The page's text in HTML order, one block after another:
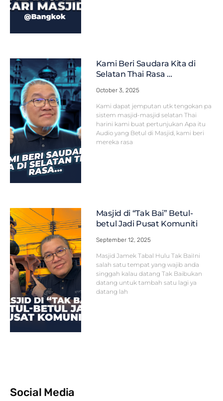
Kami Beri Saudara Kita di
Selatan Thai Rasa …
October 3, 2025
Kami dapat jemputan utk tengokan pa
sistem masjid-masjid selatan Thai
harini kami buat pertunjukan Apa itu
Audio yang Betul di Masjid, kami beri
mereka rasa
Masjid di “Tak Bai” Betul-
betul Jadi Pusat Komuniti
September 12, 2025
Masjid Jamek Tabal Hulu Tak BaiIni
salah satu tempat yang wajib anda
singgah kalau datang Tak Baibukan
datang untuk tambah satu lagi ya
datang lah
Social Media